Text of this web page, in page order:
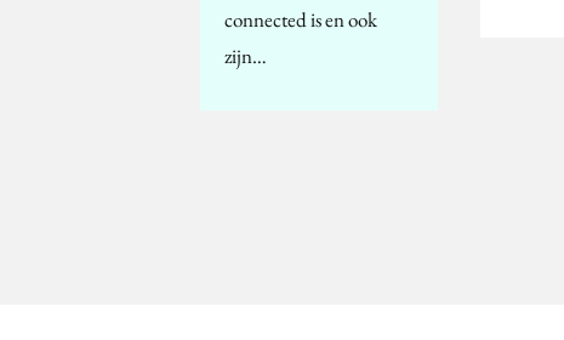
connected is en ook
zijn…